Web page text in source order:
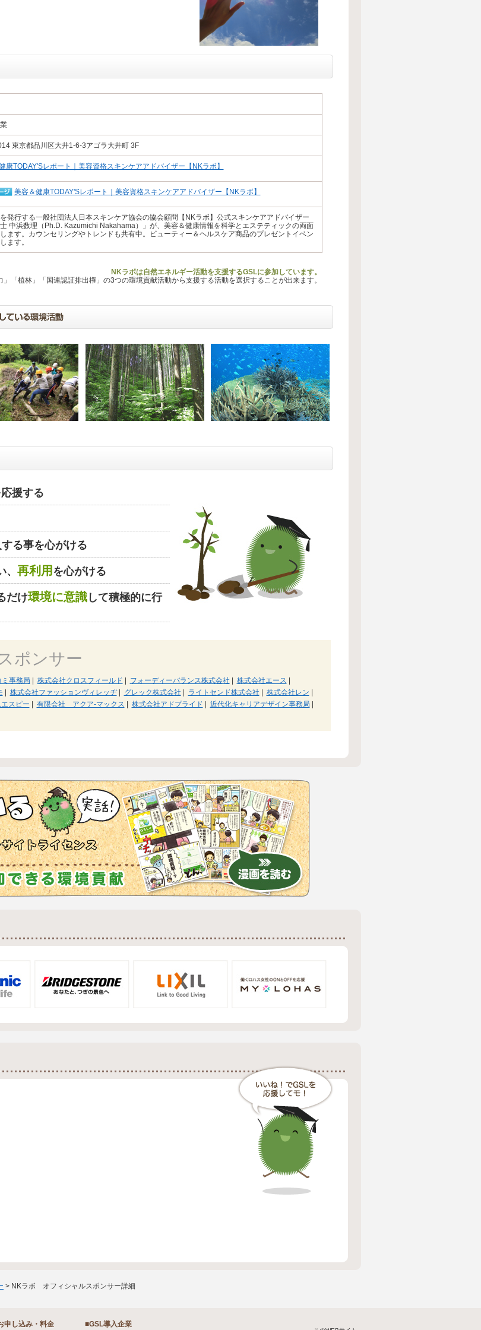
東京都品川区大井1-6-3アゴラ大井町 3F
康TODAY'Sレポート｜美容資格スキンケアアドバイザー【NKラボ】
美容＆健康TODAY'Sレポート｜美容資格スキンケアアドバイザー【NKラボ】
発行する一般社団法人日本スキンケア協会の協会顧問【NKラボ】公式スキンケアアドバイザー
士 中浜数理（Ph.D. Kazumichi Nakahama）」が、美容＆健康情報を科学とエステティックの両面
ます。カウンセリングやトレンドも共有中。ビューティー＆ヘルスケア商品のプレゼントイベン
ます。
NKラボは自然エネルギー活動を支援するGSLに参加しています。
「植林」「国連認証排出権」の3つの環境貢献活動から支援する活動を選択することが出来ます。
援する
る事を心がける
再利用 を心がける
だけ環境に意識して積極的に行
ポンサー
事務局 株式会社クロスフィールド フォーディーバランス株式会社 株式会社エース
株式会社ファッションヴィレッヂ| グレック株式会社 ライトセンド株式会社 株式会社レン
スピー 有限会社 アクア‐マックス 株式会社アドプライド 近代化キャリアデザイン事務局
> NKラボ オフィシャルスポンサー詳細
申し込み・料金 ■GSL導入企業